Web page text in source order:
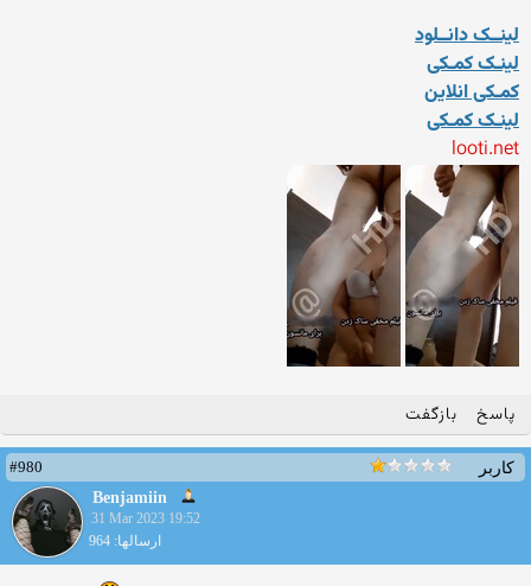
لینــک دانــلود
لینـک کمـکی
کمـکی انلاین
لینـک کمـکی
looti.net
پاسخ بازگفت
کاربر
#980
Benjamiin
31 Mar 2023 19:52
ارسالها: 964